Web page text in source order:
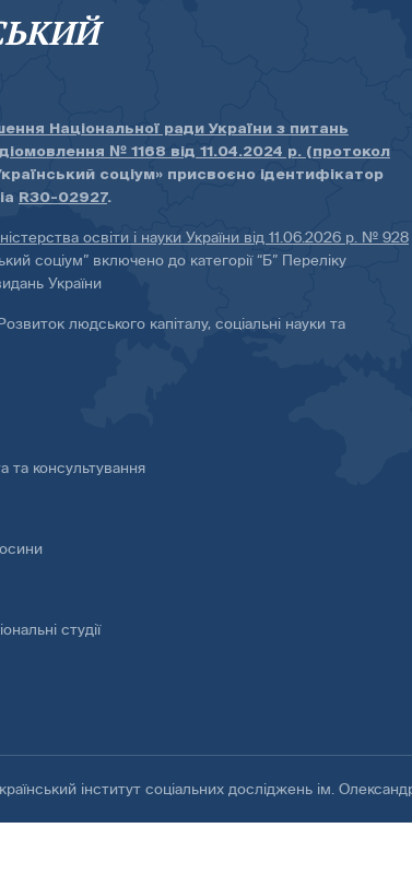
Національної ради України з питань
№ 1168 від 11.04.2024 р. (протокол
соціум» присвоєно ідентифікатор
R30-02927.
освіти і науки України від 11.06.2026 р. № 928
соціум” включено до категорії “Б” Переліку
України
людського капіталу, соціальні науки та
та консультування
студії
інститут соціальних досліджень ім.